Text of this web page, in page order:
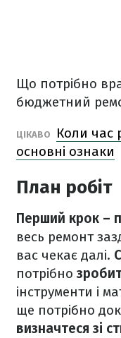
Що потрібно
бюджетний
ЦІКАВО
Коли час
основні ознаки
План робіт
Перший крок –
весь ремонт
вас чекає далі.
потрібно
інструменти і
ще потрібно
визначтеся зі